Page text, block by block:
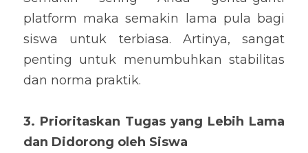
platform maka semakin lama pula bagi
siswa untuk terbiasa. Artinya, sangat
penting untuk menumbuhkan stabilitas
dan norma praktik.
3. Prioritaskan Tugas yang Lebih Lama
dan Didorong oleh Siswa